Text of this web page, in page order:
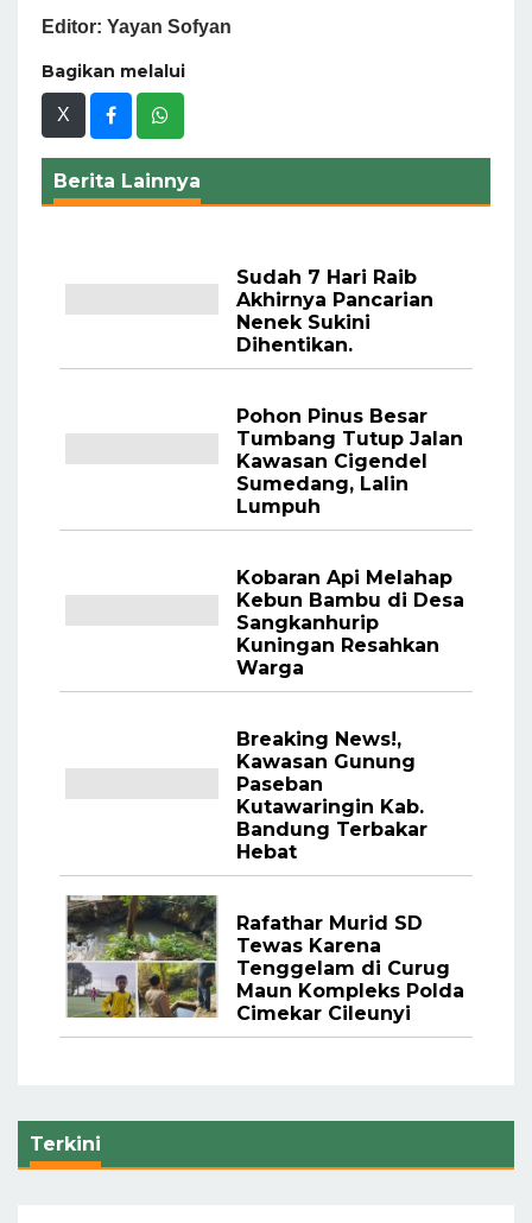
Editor: Yayan Sofyan
Bagikan melalui
X
Berita Lainnya
Sudah 7 Hari Raib
Akhirnya Pancarian
Nenek Sukini
Dihentikan.
Pohon Pinus Besar
Tumbang Tutup Jalan
Kawasan Cigendel
Sumedang, Lalin
Lumpuh
Kobaran Api Melahap
Kebun Bambu di Desa
Sangkanhurip
Kuningan Resahkan
Warga
Breaking News!,
Kawasan Gunung
Paseban
Kutawaringin Kab.
Bandung Terbakar
Hebat
Rafathar Murid SD
Tewas Karena
Tenggelam di Curug
Maun Kompleks Polda
Cimekar Cileunyi
Terkini